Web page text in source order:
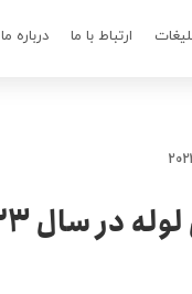
ارتباط با ما درباره ما
در سال 2023